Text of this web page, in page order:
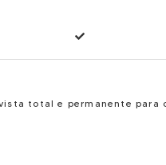
total e permanente para